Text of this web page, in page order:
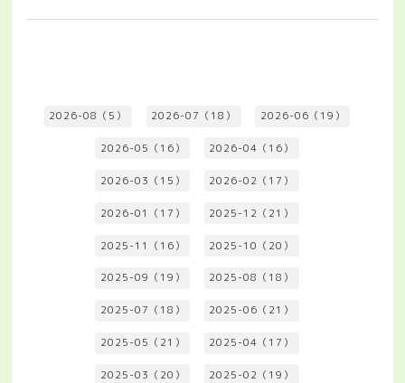
2026-08（5） 2026-07（18） 2026-06（19）
2026-05（16） 2026-04（16）
2026-03（15） 2026-02（17）
2026-01（17） 2025-12（21）
2025-11（16） 2025-10（20）
2025-09（19） 2025-08（18）
2025-07（18） 2025-06（21）
2025-05（21） 2025-04（17）
2025-03（20） 2025-02（19）